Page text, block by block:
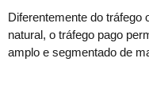
Diferentemente do tráfego
natural, o tráfego pago
amplo e segmentado de